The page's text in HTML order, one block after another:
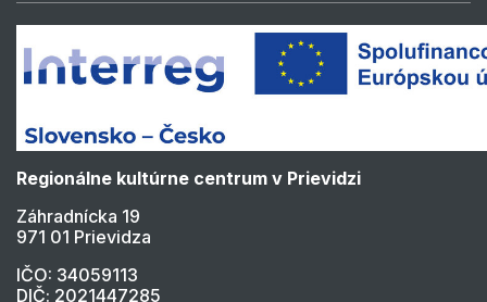
Regionálne kultúrne centrum v Prievidzi
Záhradnícka 19
971 01 Prievidza
IČO: 34059113
DIČ: 2021447285